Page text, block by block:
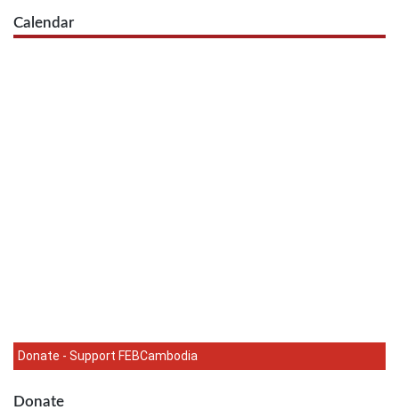
Calendar
Donate - Support FEBCambodia
Donate